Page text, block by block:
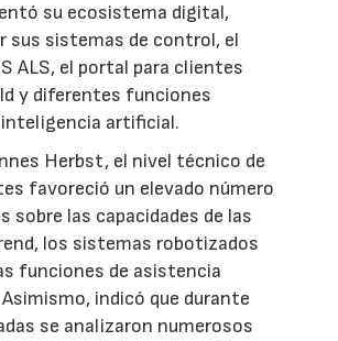
su ecosistema digital,
sus sistemas de control, el
ALS, el portal para clientes
y diferentes funciones
inteligencia artificial.
Herbst, el nivel técnico de
favoreció un elevado número
sobre las capacidades de las
los sistemas robotizados
funciones de asistencia
indicó que durante
se analizaron numerosos